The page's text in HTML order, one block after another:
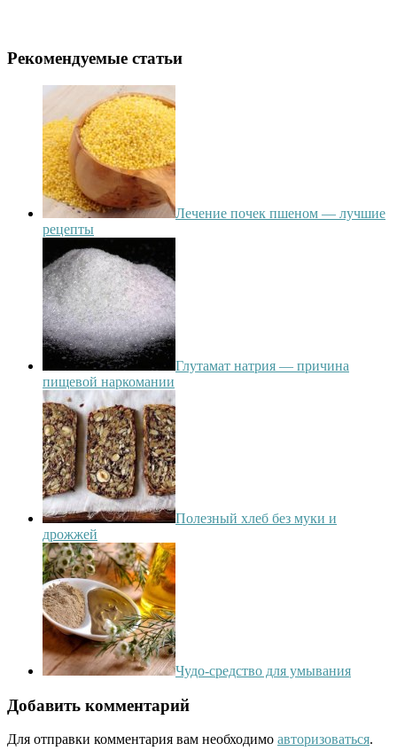
Рекомендуемые статьи
Лечение почек пшеном — лучшие
рецепты
Глутамат натрия — причина
пищевой наркомании
Полезный хлеб без муки и
дрожжей
Чудо-средство для умывания
Добавить комментарий
Для отправки комментария вам необходимо авторизоваться.